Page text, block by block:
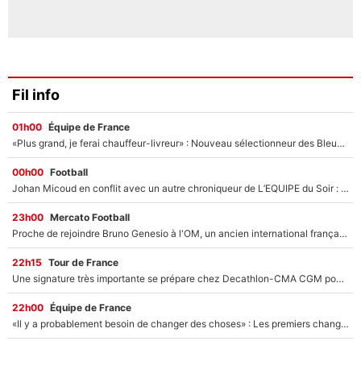
Fil info
01h00 Équipe de France
«Plus grand, je ferai chauffeur-livreur» : Nouveau sélectionneur des Bleus, Zinédine Zidane s’était imaginé un avenir très différent lorsqu'il était enfant
00h00 Football
Johan Micoud en conflit avec un autre chroniqueur de L’EQUIPE du Soir : «Pendant un moment, je ne les ai pas remis ensemble dans l'émission»
23h00 Mercato Football
Proche de rejoindre Bruno Genesio à l'OM, un ancien international français va finalement débarquer... sur RMC !
22h15 Tour de France
Une signature très importante se prépare chez Decathlon-CMA CGM pour aider Paul Seixas à gagner le Tour de France 2027
22h00 Équipe de France
«Il y a probablement besoin de changer des choses» : Les premiers changements de Zinedine Zidane en équipe de France sont révélés ?